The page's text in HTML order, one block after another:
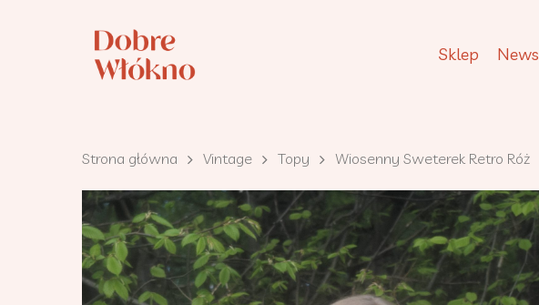
Sklep News
Strona główna Vintage Topy Wiosenny Sweterek Retro Róż